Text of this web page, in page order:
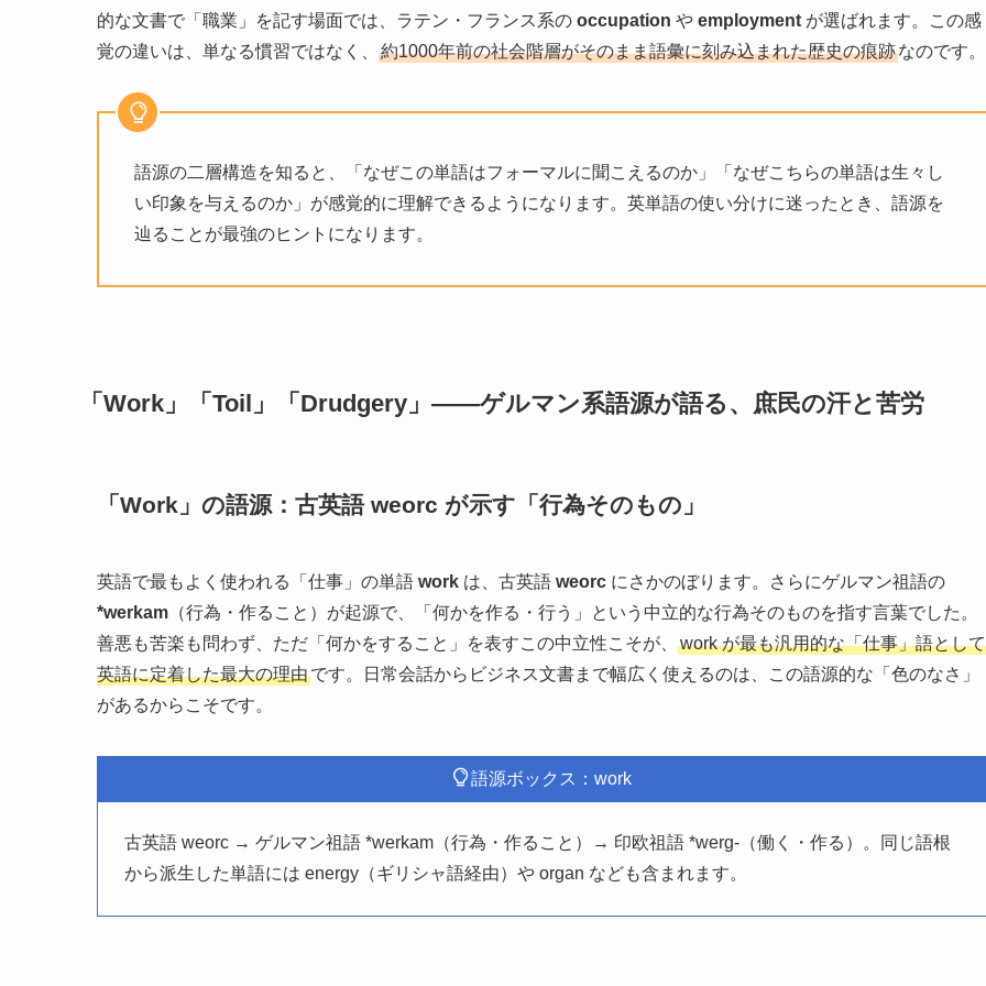
的な文書で「職業」を記す場面では、ラテン・フランス系の occupation や employment が選ばれます。この感
覚の違いは、単なる慣習ではなく、
約1000年前の社会階層がそのまま語彙に刻み込まれた歴史の痕跡なのです。
語源の二層構造を知ると、「なぜこの単語はフォーマルに聞こえるのか」「なぜこちらの単語は生々し
い印象を与えるのか」が感覚的に理解できるようになります。英単語の使い分けに迷ったとき、語源を
辿ることが最強のヒントになります。
「Work」「Toil」「Drudgery」——ゲルマン系語源が語る、庶民の汗と苦労
「Work」の語源：古英語 weorc が示す「行為そのもの」
英語で最もよく使われる「仕事」の単語 work は、古英語 weorc にさかのぼります。さらにゲルマン祖語の
*werkam （行為・作ること）が起源で、「何かを作る・行う」という中立的な行為そのものを指す言葉でした。
善悪も苦楽も問わず、ただ「何かをすること」を表すこの中立性こそが、
work が最も汎用的な「仕事」語として
英語に定着した最大の理由です。日常会話からビジネス文書まで幅広く使えるのは、この語源的な「色のなさ」
があるからこそです。
語源ボックス：work
古英語 weorc → ゲルマン祖語 *werkam（行為・作ること）→ 印欧祖語 *werg-（働く・作る）。同じ語根
から派生した単語には energy（ギリシャ語経由）や organ なども含まれます。